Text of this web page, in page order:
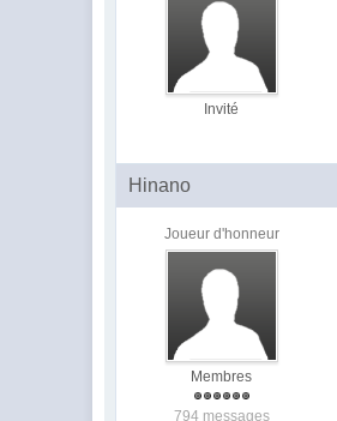
Invité
Hinano
Joueur d'honneur
Membres
794 messages